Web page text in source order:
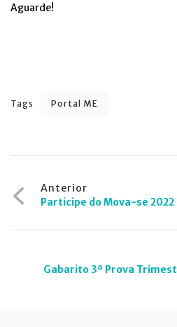
Aguarde!
Tags Portal ME
Navegação
de
Anterior
Participe do Mova-se 2022
Gabarito 3ª Prova